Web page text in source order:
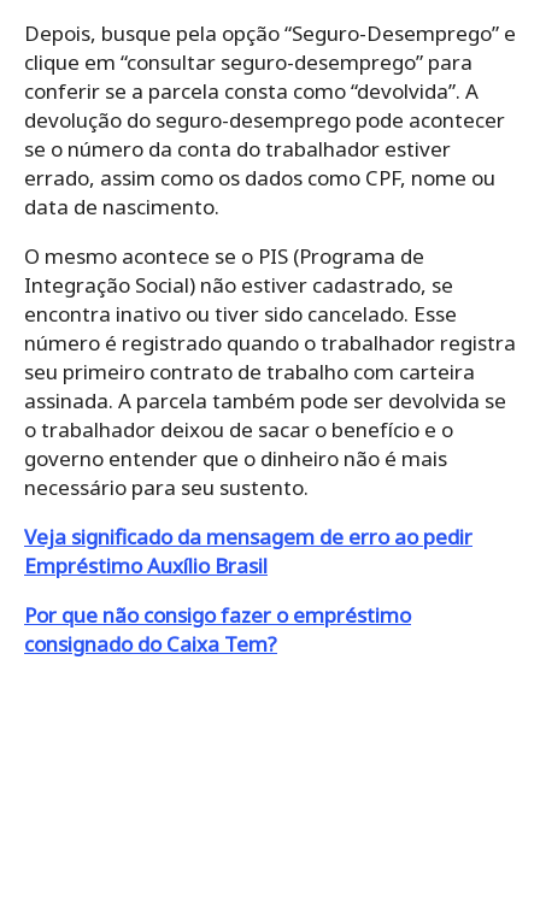
Depois, busque pela opção “Seguro-Desemprego” e
clique em “consultar seguro-desemprego” para
conferir se a parcela consta como “devolvida”. A
devolução do seguro-desemprego pode acontecer
se o número da conta do trabalhador estiver
errado, assim como os dados como CPF, nome ou
data de nascimento.
O mesmo acontece se o PIS (Programa de
Integração Social) não estiver cadastrado, se
encontra inativo ou tiver sido cancelado. Esse
número é registrado quando o trabalhador registra
seu primeiro contrato de trabalho com carteira
assinada. A parcela também pode ser devolvida se
o trabalhador deixou de sacar o benefício e o
governo entender que o dinheiro não é mais
necessário para seu sustento.
Veja significado da mensagem de erro ao pedir
Empréstimo Auxílio Brasil
Por que não consigo fazer o empréstimo
consignado do Caixa Tem?